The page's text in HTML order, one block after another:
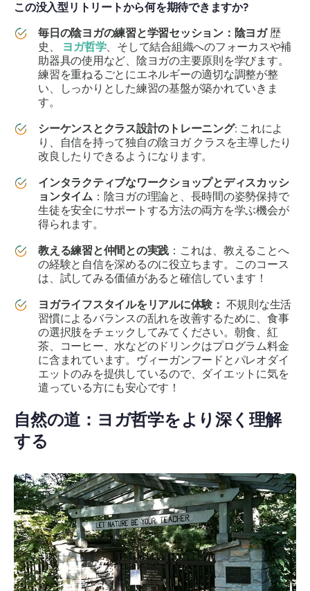
この没入型リトリートから何を期待できますか?
毎日の陰ヨガの練習と学習セッション：陰ヨガ歴
史、 ヨガ哲学、そして結合組織へのフォーカスや補
助器具の使用など、陰ヨガの主要原則を学びます。
練習を重ねるごとにエネルギーの適切な調整が整
い、しっかりとした練習の基盤が築かれていきま
す。
シーケンスとクラス設計のトレーニング: これによ
り、自信を持って独自の陰ヨガ クラスを主導したり
改良したりできるようになります。
インタラクティブなワークショップとディスカッシ
ョンタイム：陰ヨガの理論と、長時間の姿勢保持で
生徒を安全にサポートする方法の両方を学ぶ機会が
得られます。
教える練習と仲間との実践 ：これは、教えることへ
の経験と自信を深めるのに役立ちます。このコース
は、試してみる価値があると確信しています！
ヨガライフスタイルをリアルに体験： 不規則な生活
習慣によるバランスの乱れを改善するために、食事
の選択肢をチェックしてみてください。朝食、紅
茶、コーヒー、水などのドリンクはプログラム料金
に含まれています。ヴィーガンフードとパレオダイ
エットのみを提供しているので、ダイエットに気を
遣っている方にも安心です！
自然の道：ヨガ哲学をより深く理解
する